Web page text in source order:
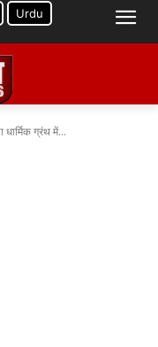
Urdu
ग्रंथ में...